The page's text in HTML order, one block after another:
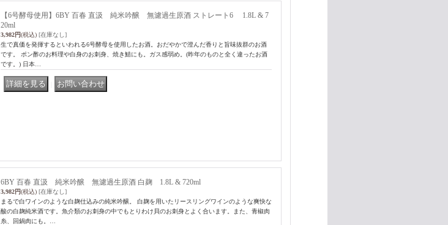
【6号酵母使用】6BY 百春 直汲 純米吟醸 無濾過生原酒 ストレート6 1.8L & 7
20ml
3,982円(税込) [在庫なし]
生で真価を発揮するといわれる6号酵母を使用したお酒。おだやかで澄んだ香りと旨味抜群のお酒
です。 ポン酢のお料理や白身のお刺身、焼き鯖にも。ガス感弱め。(昨年のものと全く違ったお酒
です。) 日本…
6BY 百春 直汲 純米吟醸 無濾過生原酒 白麹 1.8L & 720ml
3,982円(税込) [在庫なし]
まるで白ワインのような白麹仕込みの純米吟醸。 白麹を用いたリースリングワインのような爽快な
酸の白麹純米酒です。魚介類のお刺身の中でもとりわけ貝のお刺身とよく合います。また、青椒肉
糸、回鍋肉にも。…